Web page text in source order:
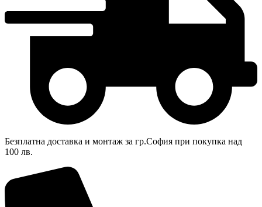
Безплатна доставка и монтаж за гр.София при покупка над
100 лв.